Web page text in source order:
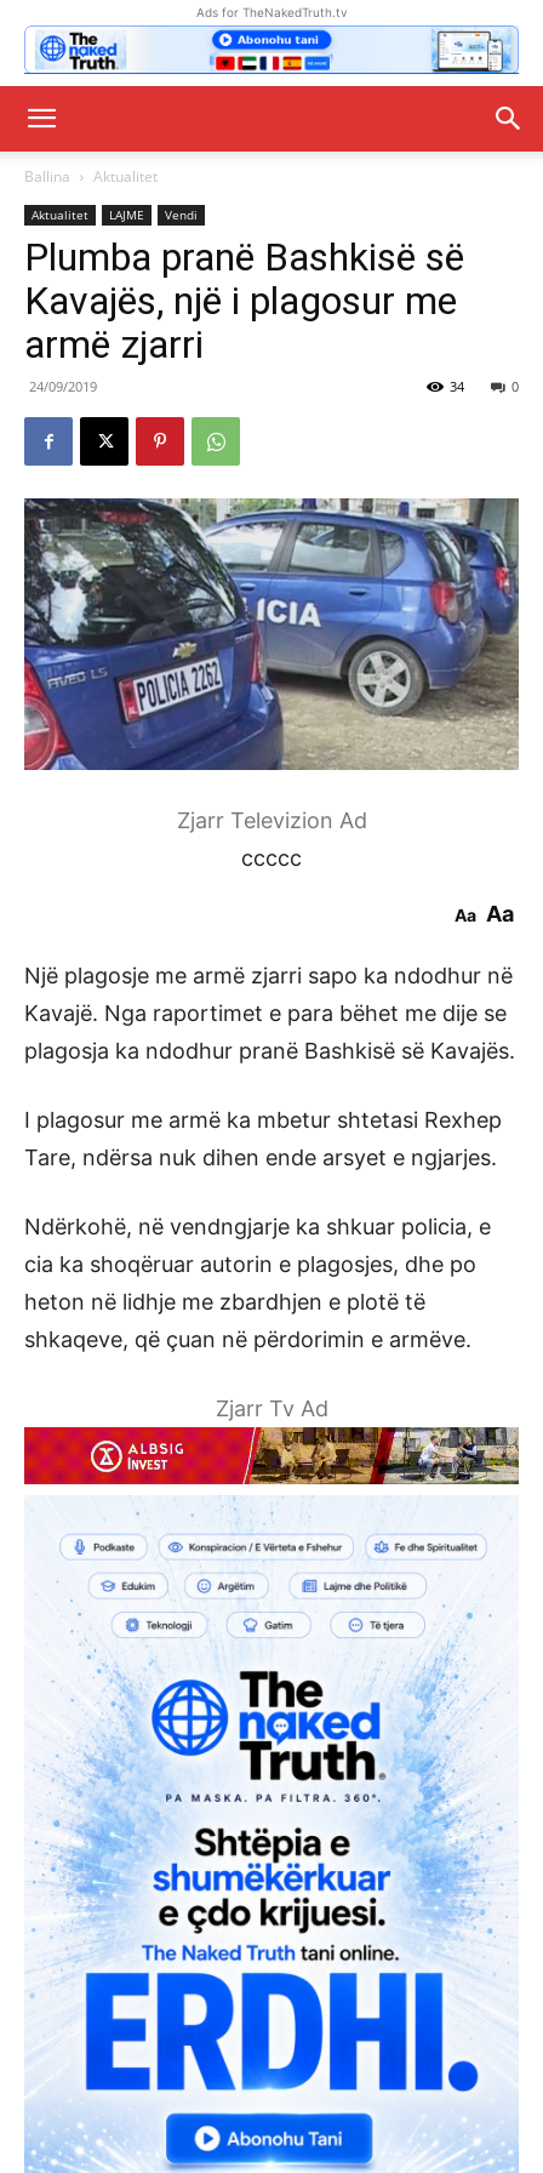
Ads for TheNakedTruth.tv
Ballina Aktualitet
Aktualitet LAJME Vendi
Plumba pranë Bashkisë së
Kavajës, një i plagosur me
armë zjarri
24/09/2019 0
34
Zjarr Televizion Ad
ccccc
Aa Aa
Një plagosje me armë zjarri sapo ka ndodhur në
Kavajë. Nga raportimet e para bëhet me dije se
plagosja ka ndodhur pranë Bashkisë së Kavajës.
I plagosur me armë ka mbetur shtetasi Rexhep
Tare, ndërsa nuk dihen ende arsyet e ngjarjes.
Ndërkohë, në vendngjarje ka shkuar policia, e
cia ka shoqëruar autorin e plagosjes, dhe po
heton në lidhje me zbardhjen e plotë të
shkaqeve, që çuan në përdorimin e armëve.
Zjarr Tv Ad